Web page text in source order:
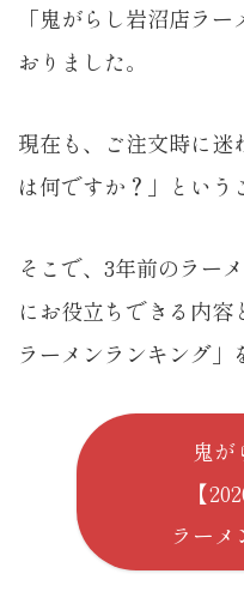
「鬼がらし岩沼店ラ
おりました。
現在も、ご注文時に迷
は何ですか？」という
そこで、3年前のラー
にお役立ちできる内容
ラーメンランキング」
鬼が
【
ラーメ